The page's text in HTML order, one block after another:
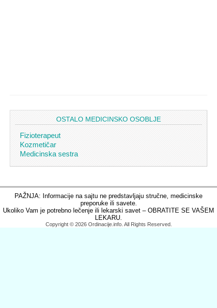
OSTALO MEDICINSKO OSOBLJE
Fizioterapeut
Kozmetičar
Medicinska sestra
PAŽNJA: Informacije na sajtu ne predstavljaju stručne, medicinske
preporuke ili savete.
Ukoliko Vam je potrebno lečenje ili lekarski savet – OBRATITE SE VAŠEM
LEKARU.
Copyright © 2026 Ordinacije.info. All Rights Reserved.